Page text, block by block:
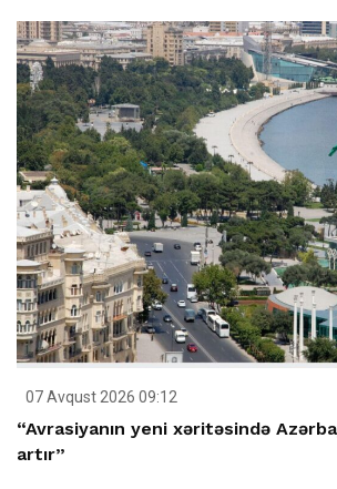
07 Avqust 2026 09:12
“Avrasiyanın yeni xəritəsində
artır”